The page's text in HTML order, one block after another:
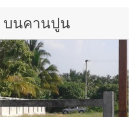
บนคานปูน